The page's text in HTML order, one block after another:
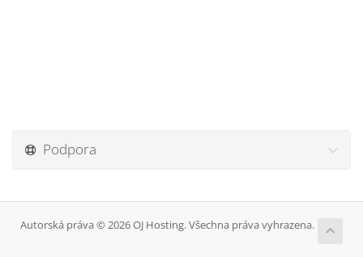
Podpora
Autorská práva © 2026 OJ Hosting. Všechna práva vyhrazena.